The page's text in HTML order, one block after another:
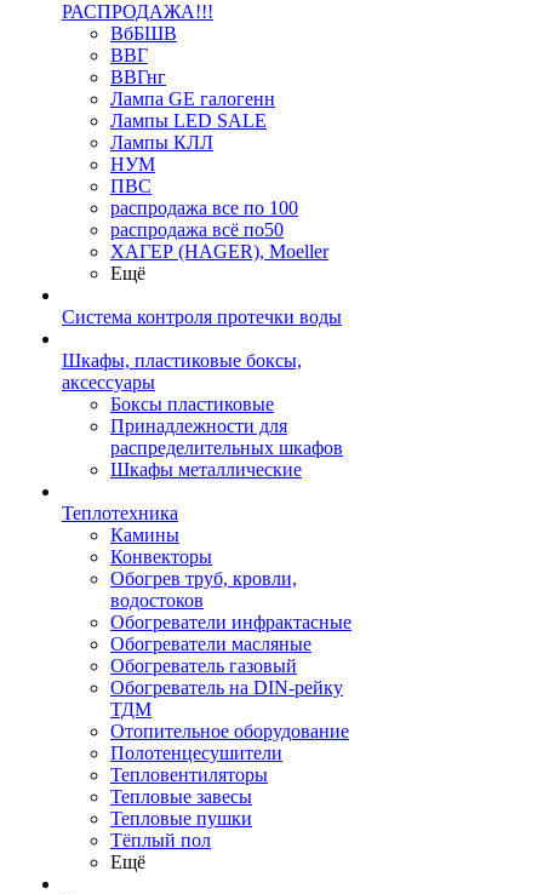
РАСПРОДАЖА!!!
ВбБШВ
ВВГ
ВВГнг
Лампа GE галогенн
Лампы LED SALE
Лампы КЛЛ
НУМ
ПВС
распродажа все по 100
распродажа всё по50
ХАГЕР (HAGER), Moeller
Ещё
Система контроля протечки воды
Шкафы, пластиковые боксы,
аксессуары
Боксы пластиковые
Принадлежности для
распределительных шкафов
Шкафы металлические
Теплотехника
Камины
Конвекторы
Обогрев труб, кровли,
водостоков
Обогреватели инфрактасные
Обогреватели масляные
Обогреватель газовый
Обогреватель на DIN-рейку
ТДМ
Отопительное оборудование
Полотенцесушители
Тепловентиляторы
Тепловые завесы
Тепловые пушки
Тёплый пол
Ещё